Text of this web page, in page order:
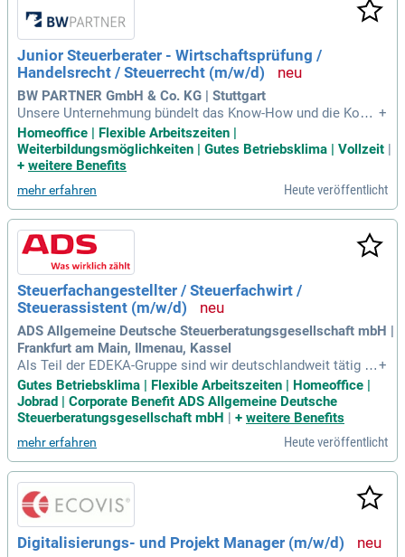
Junior Steuerberater - Wirtschaftsprüfung /
Handelsrecht / Steuerrecht (m/w/d)
BW PARTNER GmbH & Co. KG | Stuttgart
Unsere Unternehmung bündelt das Know-How und die Komp
etenz einer umfassenden Gesamtbetreuung von über 60 Jah
ren rund um die Themen Wirtschaftsprüfung, Steuerberatun
g, Betriebswirtschaft und Corporate Finance.
+
Homeoffice | Flexible Arbeitszeiten |
Weiterbildungsmöglichkeiten | Gutes Betriebsklima | Vollzeit |
+ weitere Benefits
mehr erfahren Heute veröffentlicht
Steuerfachangestellter / Steuerfachwirt /
Steuerassistent (m/w/d)
ADS Allgemeine Deutsche Steuerberatungsgesellschaft mbH |
Frankfurt am Main, Ilmenau, Kassel
Als Teil der EDEKA-Gruppe sind wir deutschlandweit tätig –
mit umfassender Expertise in Steuern, Finanzen und Betrieb
swirtschaft. An 25 Standorten sind wir mit über 1.000 Mitarb
eiter:innen für rund 8.000 Mandant:innen mit großem Engag
+
Gutes Betriebsklima | Flexible Arbeitszeiten | Homeoffice |
Jobrad | Corporate Benefit ADS Allgemeine Deutsche
Steuerberatungsgesellschaft mbH
+ weitere Benefits
mehr erfahren Heute veröffentlicht
Digitalisierungs- und Projekt Manager (m/w/d)